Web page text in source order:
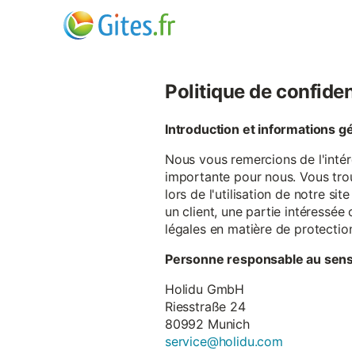
Politique de
Introduction et informations
Nous vous remercions de
importante pour nous. Vous
lors de l'utilisation de notre
un client, une partie
légales en matière de
Personne responsable au
Holidu GmbH
Riesstraße 24
80992 Munich
service@holidu.com